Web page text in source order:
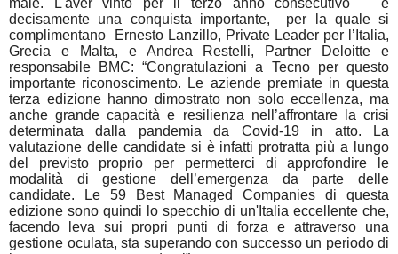
decisamente una conquista importante,
per la quale si
complimentano
Ernesto Lanzillo, Private Leader per l’Italia,
Grecia e Malta, e Andrea Restelli, Partner Deloitte e
responsabile BMC: “Congratulazioni a Tecno per questo
importante riconoscimento. Le aziende premiate in questa
terza edizione hanno dimostrato non solo eccellenza, ma
anche grande capacità e resilienza nell’affrontare la crisi
determinata dalla pandemia da Covid-19 in atto. La
valutazione delle candidate si è infatti protratta più a lungo
del previsto proprio per permetterci di approfondire le
modalità di gestione dell’emergenza da parte delle
candidate. Le 59 Best Managed Companies di questa
edizione sono quindi lo specchio di un'Italia eccellente che,
facendo leva sui propri punti di forza e attraverso una
gestione oculata, sta superando con successo un periodo di